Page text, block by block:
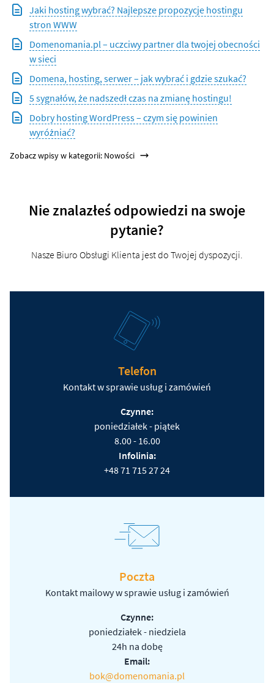
Jaki hosting wybrać? Najlepsze propozycje hostingu
stron WWW
Domenomania.pl – uczciwy partner dla twojej obecności
w sieci
Domena, hosting, serwer – jak wybrać i gdzie szukać?
5 sygnałów, że nadszedł czas na zmianę hostingu!
Dobry hosting WordPress – czym się powinien
wyróżniać?
Zobacz wpisy w kategorii: Nowości
Nie znalazłeś odpowiedzi na swoje
pytanie?
Nasze Biuro Obsługi Klienta jest do Twojej dyspozycji.
Telefon
Kontakt w sprawie usług i zamówień
Czynne:
poniedziałek - piątek
8.00 - 16.00
Infolinia:
+48 71 715 27 24
Poczta
Kontakt mailowy w sprawie usług i zamówień
Czynne:
poniedziałek - niedziela
24h na dobę
Email:
bok@domenomania.pl